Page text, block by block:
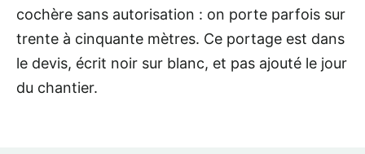
cochère sans autorisation : on porte parfois sur
trente à cinquante mètres. Ce portage est dans
le devis, écrit noir sur blanc, et pas ajouté le jour
du chantier.